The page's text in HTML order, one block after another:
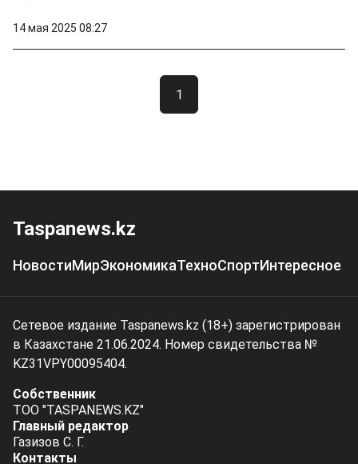
14 мая 2025 08:27
1
Taspanews.kz
НовостиМирЭкономикаТехноСпортИнтересное
Сетевое издание Taspanews.kz (18+) зарегистрирован
в Казахстане 21.06.2024. Номер свидетельства №
KZ31VPY00095404.
Собственник
ТОО "TASPANEWS.KZ"
Главный редактор
Газизов С. Г.
Контакты